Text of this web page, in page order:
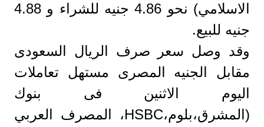
الاسلامي) نحو 4.86 جنيه للشراء و 4.88
جنيه للبيع.
وقد وصل سعر صرف الريال السعودى
مقابل الجنيه المصرى مستهل تعاملات
اليوم الاثنين فى بنوك
(المشرق،بلوم،HSBC، المصرف العربي